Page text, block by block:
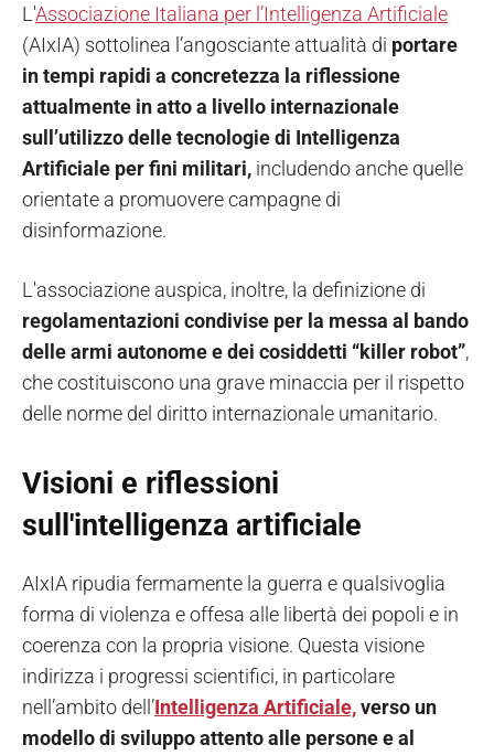
L'Associazione Italiana per l’Intelligenza Artificiale
(AIxIA) sottolinea l’angosciante attualità di portare
in tempi rapidi a concretezza la riflessione
attualmente in atto a livello internazionale
sull’utilizzo delle tecnologie di Intelligenza
Artificiale per fini militari, includendo anche quelle
orientate a promuovere campagne di
disinformazione.
L'associazione auspica, inoltre, la definizione di
regolamentazioni condivise per la messa al bando
delle armi autonome e dei cosiddetti “killer robot”,
che costituiscono una grave minaccia per il rispetto
delle norme del diritto internazionale umanitario.
Visioni e riflessioni
sull'intelligenza artificiale
AIxIA ripudia fermamente la guerra e qualsivoglia
forma di violenza e offesa alle libertà dei popoli e in
coerenza con la propria visione. Questa visione
indirizza i progressi scientifici, in particolare
nell’ambito dell’Intelligenza Artificiale,verso un
modello di sviluppo attento alle persone e al